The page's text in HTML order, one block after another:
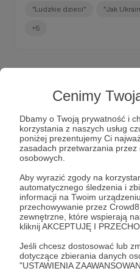
Cenimy
Dbamy o Twoją prywatność i
korzystania z naszych usług
poniżej prezentujemy Ci
zasadach przetwarzania przez
osobowych.
Aby wyrazić zgody na
automatycznego śledzenia i
informacji na Twoim
przechowywanie przez
zewnętrzne, które wspierają
kliknij AKCEPTUJĘ I
Jeśli chcesz dostosować lub
dotyczące zbierania danych
"USTAWIENIA
ograniczenia to jedna z
"Ludzkie dzieci" "Jak
+5
08.02.2023 Brak komentarzy
Uzupełnienia
Do tej pory zginąć miało
żołnierzy, a 230 tys. zostało
Patronite!